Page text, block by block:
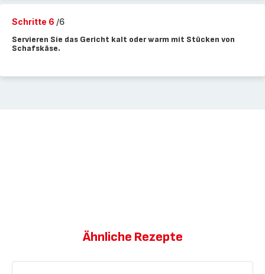
Schritte 6 /6
Servieren Sie das Gericht kalt oder warm mit Stücken von
Schafskäse.
Ähnliche Rezepte